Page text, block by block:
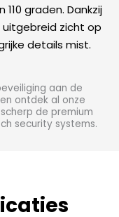
graden. Dankzij
zicht op
details mist.